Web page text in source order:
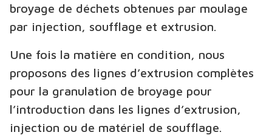
broyage de déchets obtenues par moulage
par injection, soufflage et extrusion.
Une fois la matière en condition, nous
proposons des lignes d’extrusion complètes
pour la granulation de broyage pour
l’introduction dans les lignes d’extrusion,
injection ou de matériel de soufflage.